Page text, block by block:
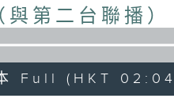
第二台聯播）
Full (HKT